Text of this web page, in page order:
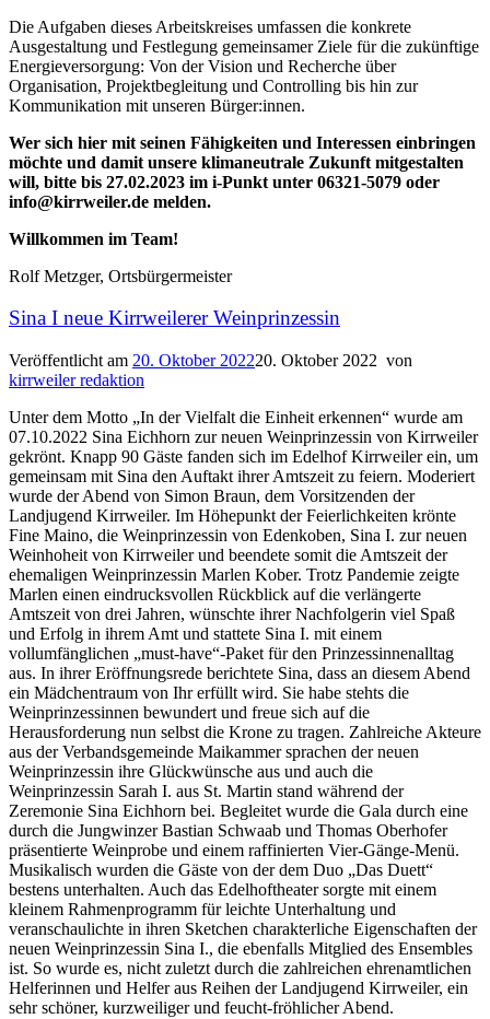
Die Aufgaben dieses Arbeitskreises umfassen die konkrete
Ausgestaltung und Festlegung gemeinsamer Ziele für die zukünftige
Energieversorgung: Von der Vision und Recherche über
Organisation, Projektbegleitung und Controlling bis hin zur
Kommunikation mit unseren Bürger:innen.
Wer sich hier mit seinen Fähigkeiten und Interessen einbringen
möchte und damit unsere klimaneutrale Zukunft mitgestalten
will, bitte bis 27.02.2023 im i-Punkt unter 06321-5079 oder
info@kirrweiler.de melden.
Willkommen im Team!
Rolf Metzger, Ortsbürgermeister
Sina I neue Kirrweilerer Weinprinzessin
Veröffentlicht am 20. Oktober 202220. Oktober 2022 von
kirrweiler redaktion
Unter dem Motto „In der Vielfalt die Einheit erkennen“ wurde am
07.10.2022 Sina Eichhorn zur neuen Weinprinzessin von Kirrweiler
gekrönt. Knapp 90 Gäste fanden sich im Edelhof Kirrweiler ein, um
gemeinsam mit Sina den Auftakt ihrer Amtszeit zu feiern. Moderiert
wurde der Abend von Simon Braun, dem Vorsitzenden der
Landjugend Kirrweiler. Im Höhepunkt der Feierlichkeiten krönte
Fine Maino, die Weinprinzessin von Edenkoben, Sina I. zur neuen
Weinhoheit von Kirrweiler und beendete somit die Amtszeit der
ehemaligen Weinprinzessin Marlen Kober. Trotz Pandemie zeigte
Marlen einen eindrucksvollen Rückblick auf die verlängerte
Amtszeit von drei Jahren, wünschte ihrer Nachfolgerin viel Spaß
und Erfolg in ihrem Amt und stattete Sina I. mit einem
vollumfänglichen „must-have“-Paket für den Prinzessinnenalltag
aus. In ihrer Eröffnungsrede berichtete Sina, dass an diesem Abend
ein Mädchentraum von Ihr erfüllt wird. Sie habe stehts die
Weinprinzessinnen bewundert und freue sich auf die
Herausforderung nun selbst die Krone zu tragen. Zahlreiche Akteure
aus der Verbandsgemeinde Maikammer sprachen der neuen
Weinprinzessin ihre Glückwünsche aus und auch die
Weinprinzessin Sarah I. aus St. Martin stand während der
Zeremonie Sina Eichhorn bei. Begleitet wurde die Gala durch eine
durch die Jungwinzer Bastian Schwaab und Thomas Oberhofer
präsentierte Weinprobe und einem raffinierten Vier-Gänge-Menü.
Musikalisch wurden die Gäste von der dem Duo „Das Duett“
bestens unterhalten. Auch das Edelhoftheater sorgte mit einem
kleinem Rahmenprogramm für leichte Unterhaltung und
veranschaulichte in ihren Sketchen charakterliche Eigenschaften der
neuen Weinprinzessin Sina I., die ebenfalls Mitglied des Ensembles
ist. So wurde es, nicht zuletzt durch die zahlreichen ehrenamtlichen
Helferinnen und Helfer aus Reihen der Landjugend Kirrweiler, ein
sehr schöner, kurzweiliger und feucht-fröhlicher Abend.